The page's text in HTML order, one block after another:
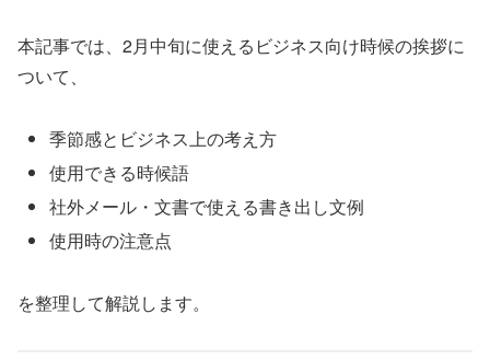
本記事では、2月中旬に使えるビジネス向け時候の挨拶に
ついて、
季節感とビジネス上の考え方
使用できる時候語
社外メール・文書で使える書き出し文例
使用時の注意点
を整理して解説します。